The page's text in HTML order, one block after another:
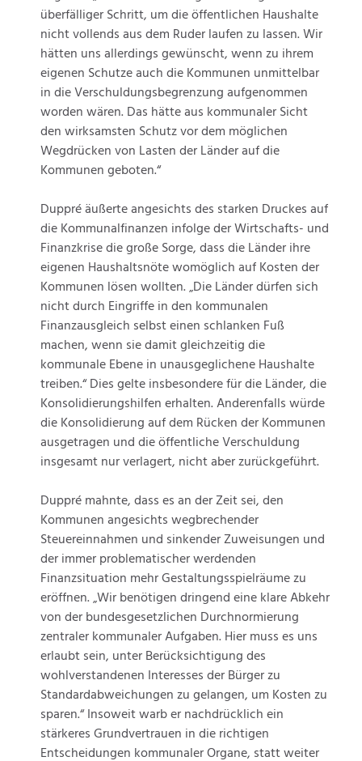
überfälliger Schritt, um die öffentlichen Haushalte
nicht vollends aus dem Ruder laufen zu lassen. Wir
hätten uns allerdings gewünscht, wenn zu ihrem
eigenen Schutze auch die Kommunen unmittelbar
in die Verschuldungsbegrenzung aufgenommen
worden wären. Das hätte aus kommunaler Sicht
den wirksamsten Schutz vor dem möglichen
Wegdrücken von Lasten der Länder auf die
Kommunen geboten.“
Duppré äußerte angesichts des starken Druckes auf
die Kommunalfinanzen infolge der Wirtschafts- und
Finanzkrise die große Sorge, dass die Länder ihre
eigenen Haushaltsnöte womöglich auf Kosten der
Kommunen lösen wollten. „Die Länder dürfen sich
nicht durch Eingriffe in den kommunalen
Finanzausgleich selbst einen schlanken Fuß
machen, wenn sie damit gleichzeitig die
kommunale Ebene in unausgeglichene Haushalte
treiben.“ Dies gelte insbesondere für die Länder, die
Konsolidierungshilfen erhalten. Anderenfalls würde
die Konsolidierung auf dem Rücken der Kommunen
ausgetragen und die öffentliche Verschuldung
insgesamt nur verlagert, nicht aber zurückgeführt.
Duppré mahnte, dass es an der Zeit sei, den
Kommunen angesichts wegbrechender
Steuereinnahmen und sinkender Zuweisungen und
der immer problematischer werdenden
Finanzsituation mehr Gestaltungsspielräume zu
eröffnen. „Wir benötigen dringend eine klare Abkehr
von der bundesgesetzlichen Durchnormierung
zentraler kommunaler Aufgaben. Hier muss es uns
erlaubt sein, unter Berücksichtigung des
wohlverstandenen Interesses der Bürger zu
Standardabweichungen zu gelangen, um Kosten zu
sparen.“ Insoweit warb er nachdrücklich ein
stärkeres Grundvertrauen in die richtigen
Entscheidungen kommunaler Organe, statt weiter